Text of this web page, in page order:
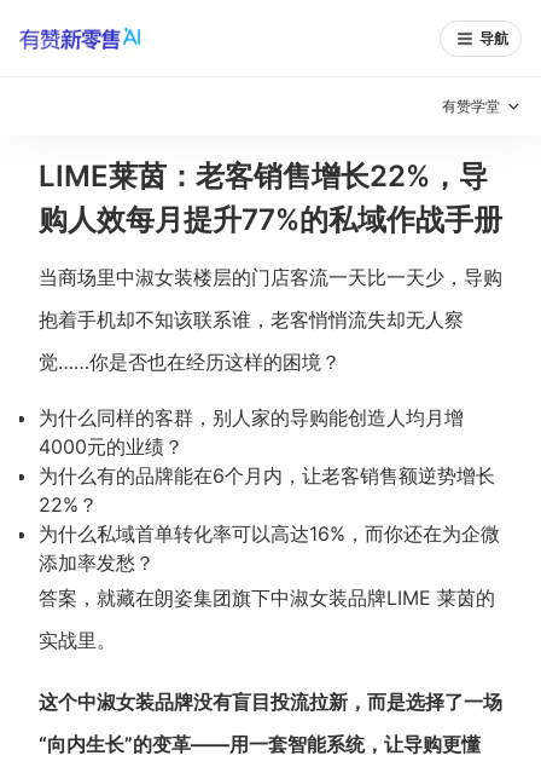
导航
有赞学堂
有赞说增长
私域日历 增长方法
有赞说案例拆解 有赞专家说
面对面聊增长
有赞春季发布会 实干家直播间
新零售大会
新零售私享会
智库 产品场景库
LIME莱茵：老客销售增长22%，导
购人效每月提升77%的私域作战手册
当商场里中淑女装楼层的门店客流一天比一天少，导购
抱着手机却不知该联系谁，老客悄悄流失却无人察
觉……你是否也在经历这样的困境？
为什么同样的客群，别人家的导购能创造人均月增
4000元的业绩？
为什么有的品牌能在6个月内，让老客销售额逆势增长
22%？
为什么私域首单转化率可以高达16%，而你还在为企微
添加率发愁？
答案，就藏在朗姿集团旗下中淑女装品牌LIME 莱茵的
实战里。
这个中淑女装品牌没有盲目投流拉新，而是选择了一场
“向内生长”的变革——用一套智能系统，让导购更懂